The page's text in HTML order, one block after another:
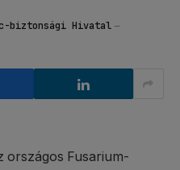
biztonsági Hivatal
országos Fusarium-